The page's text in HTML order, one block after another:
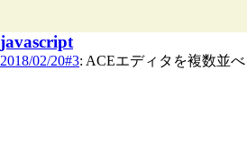
javascript
2018/02/20#3: ACEエディタを複数並